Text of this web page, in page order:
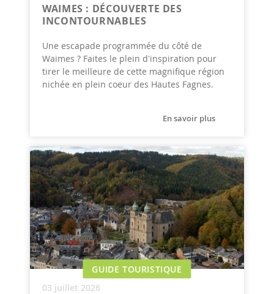
WAIMES : DÉCOUVERTE DES
INCONTOURNABLES
Une escapade programmée du côté de
Waimes ? Faites le plein d'inspiration pour
tirer le meilleure de cette magnifique région
nichée en plein coeur des Hautes Fagnes.
En savoir plus
GUIDE TOURISTIQUE
03 juillet 2026